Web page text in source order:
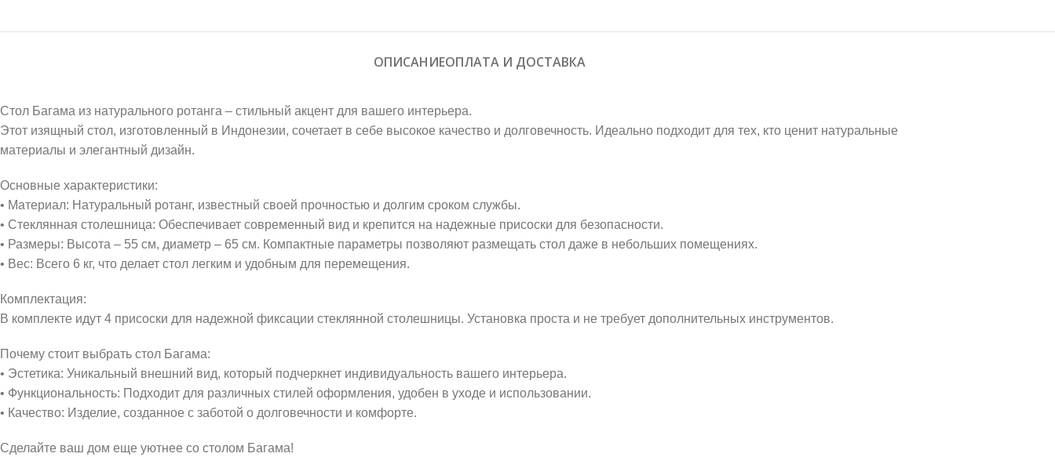
ОПИСАНИЕОПЛАТА И ДОСТАВКА
Стол Багама из натурального ротанга – стильный акцент для вашего интерьера.
Этот изящный стол, изготовленный в Индонезии, сочетает в себе высокое качество и долговечность. Идеально подходит для тех, кто ценит натуральные
материалы и элегантный дизайн.
Основные характеристики:
• Материал: Натуральный ротанг, известный своей прочностью и долгим сроком службы.
• Стеклянная столешница: Обеспечивает современный вид и крепится на надежные присоски для безопасности.
• Размеры: Высота – 55 см, диаметр – 65 см. Компактные параметры позволяют размещать стол даже в небольших помещениях.
• Вес: Всего 6 кг, что делает стол легким и удобным для перемещения.
Комплектация:
В комплекте идут 4 присоски для надежной фиксации стеклянной столешницы. Установка проста и не требует дополнительных инструментов.
Почему стоит выбрать стол Багама:
• Эстетика: Уникальный внешний вид, который подчеркнет индивидуальность вашего интерьера.
• Функциональность: Подходит для различных стилей оформления, удобен в уходе и использовании.
• Качество: Изделие, созданное с заботой о долговечности и комфорте.
Сделайте ваш дом еще уютнее со столом Багама!